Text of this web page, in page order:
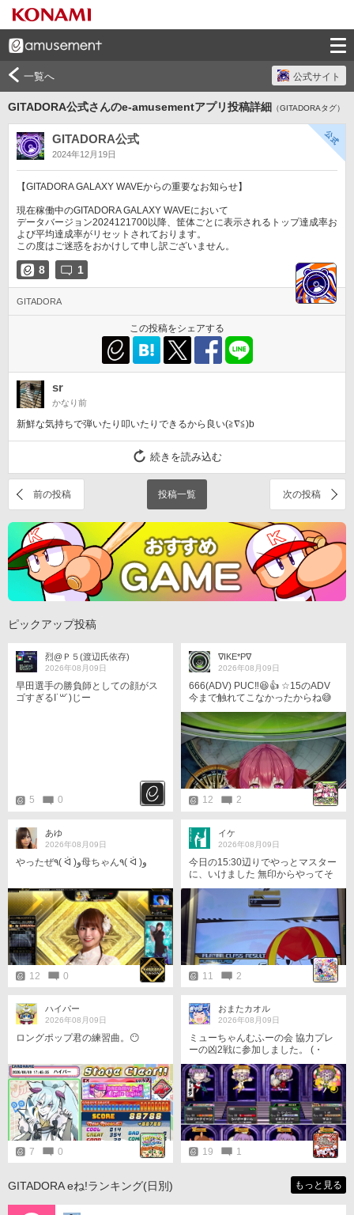
一覧へ 公式サイト
GITADORA公式さんのe-amusementアプリ投稿詳細 （GITADORAタグ）
GITADORA公式
2024年12月19日
【GITADORA GALAXY WAVEからの重要なお知らせ】
現在稼働中のGITADORA GALAXY WAVEにおいて
データバージョン2024121700以降、筐体ごとに表示されるトップ達成率お
よび平均達成率がリセットされております。
8 1
GITADORA
この投稿をシェアする
sr
かなり前
新鮮な気持ちで弾いたり叩いたりできるから良い(≧∇≦)b
続きを読み込む
前の投稿 投稿一覧 次の投稿
ピックアップ投稿
烈@Ｐ５(渡辺氏依存)
2026年08月09日
早田選手の勝負師としての顔がス
ゴすぎるI˙꒳​˙)じー
5 0
∇IKE*P∇
2026年08月09日
666(ADV) PUC‼️😆👍 ☆15のADV
今まで触れてこなかったからね😅
今日は以上です。
12 2
あゆ
2026年08月09日
やったぜ٩( ᐛ )و母ちゃん٩( ᐛ )و
12 0
イケ
2026年08月09日
今日の15:30辺りでやっとマスター
に、いけました 無印からやってそ
1年半の活動休止してそして復帰と
ブランクありでやっとパスタにい
けて そこから5年間パスタ地獄か
ら抜けてようやくマスターに、い
けました
11 2
ハイパー
2026年08月09日
ロングポップ君の練習曲。😶
7 0
おまたカオル
2026年08月09日
ミューちゃんむふーの会 協力プレ
ーの凶2戦に参加しました。 (・
∀・)ゞ❇ マッチングした皆様 あり
がとうございましたです。 (*´ω`*)
о✨
19 1
GITADORA eね!ランキング(日別) もっと見る